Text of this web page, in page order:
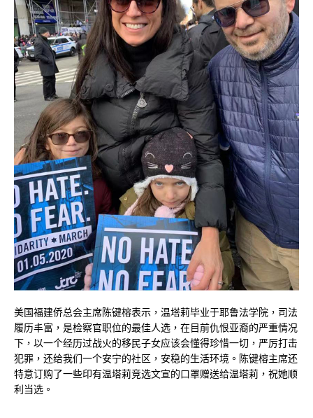
美国福建侨总会主席陈键榕表示，温塔莉毕业于耶鲁法学院，司法
履历丰富，是检察官职位的最佳人选，在目前仇恨亚裔的严重情况
下，以一个经历过战火的移民子女应该会懂得珍惜一切，严厉打击
犯罪，还给我们一个安宁的社区，安稳的生活环境。陈键榕主席还
特意订购了一些印有温塔莉竞选文宣的口罩赠送给温塔莉，祝她顺
利当选。